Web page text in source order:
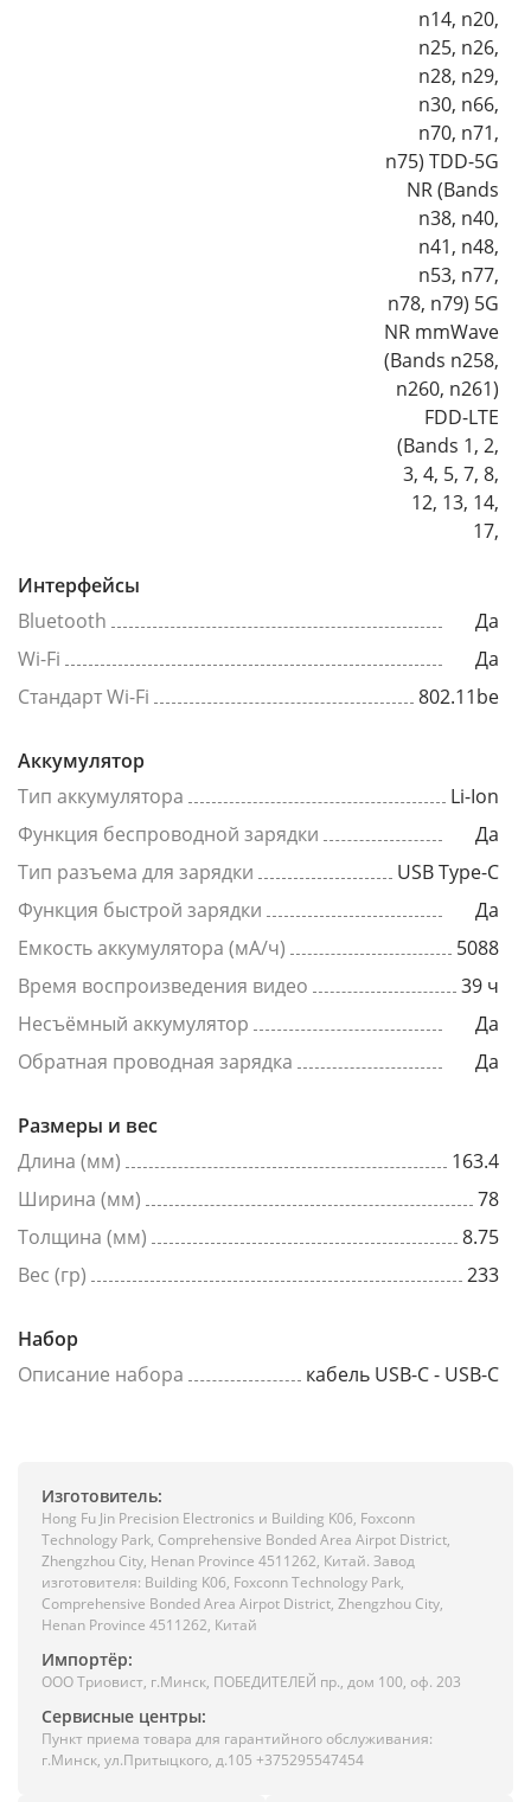
n14, n20,
n25, n26,
n28, n29,
n30, n66,
n70, n71,
n75) TDD-5G
NR (Bands
n38, n40,
n41, n48,
n53, n77,
n78, n79) 5G
NR mmWave
(Bands n258,
n260, n261)
FDD-LTE
(Bands 1, 2,
3, 4, 5, 7, 8,
12, 13, 14,
17,
Интерфейсы
Bluetooth
Да
Wi-Fi
Да
Стандарт Wi-Fi
802.11be
Аккумулятор
Тип аккумулятора
Li-Ion
Функция беспроводной зарядки
Да
Тип разъема для зарядки
USB Type-C
Функция быстрой зарядки
Да
Емкость аккумулятора (мА/ч)
5088
Время воспроизведения видео
39 ч
Несъёмный аккумулятор
Да
Обратная проводная зарядка
Да
Размеры и вес
Длина (мм)
163.4
Ширина (мм)
78
Толщина (мм)
8.75
Вес (гр)
233
Набор
Описание набора
кабель USB-C - USB-C
Изготовитель:
Hong Fu Jin Precision Electronics и Building K06, Foxconn
Technology Park, Comprehensive Bonded Area Airpot District,
Zhengzhou City, Henan Province 4511262, Китай. Завод
изготовителя: Building K06, Foxconn Technology Park,
Comprehensive Bonded Area Airpot District, Zhengzhou City,
Henan Province 4511262, Китай
Импортёр:
ООО Триовист, г.Минск, ПОБЕДИТЕЛЕЙ пр., дом 100, оф. 203
Сервисные центры:
Пункт приема товара для гарантийного обслуживания:
г.Минск, ул.Притыцкого, д.105 +375295547454